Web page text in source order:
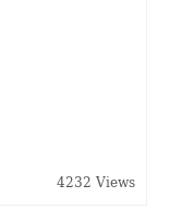
4232 Views